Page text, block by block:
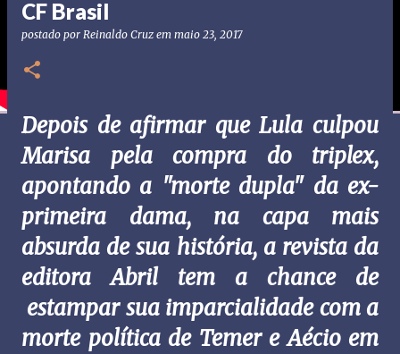
CF Brasil
postado por Reinaldo Cruz em maio 23, 2017
Depois de afirmar que Lula culpou
Marisa pela compra do triplex,
apontando a "morte dupla" da ex-
primeira dama, na capa mais
absurda de sua história, a revista da
editora Abril tem a chance de
estampar sua imparcialidade com a
morte política de Temer e Aécio em